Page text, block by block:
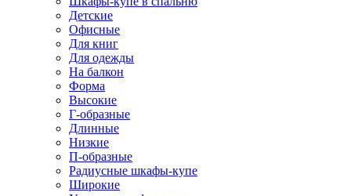
Детские
Офисные
Для книг
Для одежды
На балкон
Форма
Высокие
Г-образные
Длинные
Низкие
П-образные
Радиусные шкафы-купе
Широкие